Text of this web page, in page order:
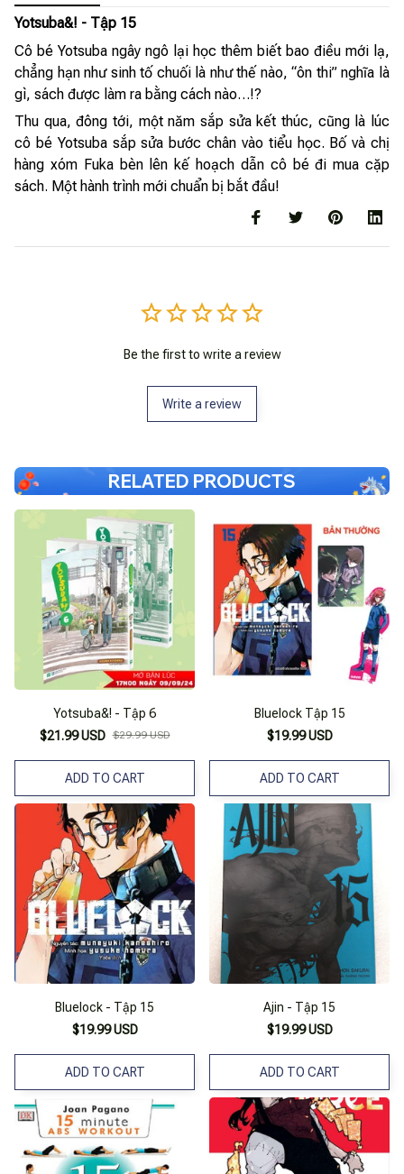
Yotsuba&! - Tập 15
Cô bé Yotsuba ngây ngô lại học thêm biết bao điều mới lạ,
chẳng hạn như sinh tố chuối là như thế nào, “ôn thi” nghĩa là
gì, sách được làm ra bằng cách nào…!?
Thu qua, đông tới, một năm sắp sửa kết thúc, cũng là lúc
cô bé Yotsuba sắp sửa bước chân vào tiểu học. Bố và chị
hàng xóm Fuka bèn lên kế hoạch dẫn cô bé đi mua cặp
sách. Một hành trình mới chuẩn bị bắt đầu!
Be the first to write a review
Write a review
RELATED PRODUCTS
Yotsuba&! - Tập 6
$21.99 USD $29.99 USD
ADD TO CART
Bluelock Tập 15
$19.99 USD
ADD TO CART
Bluelock - Tập 15
$19.99 USD
ADD TO CART
Ajin - Tập 15
$19.99 USD
ADD TO CART